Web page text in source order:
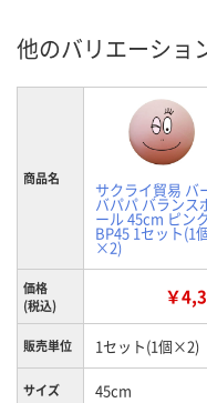
他のバリエーショ
商品名
サクライ貿易 バ
バパパ バランス
ール 45cm ピン
BP45 1セット(1
×2)
価格
(税込)
￥
販売単位 1セット(1個×2)
サイズ 45cm